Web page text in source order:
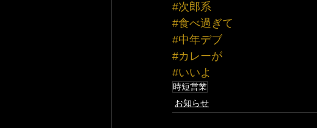
#次郎系
#食べ過ぎて
#中年デブ
#カレーが
#いいよ
時短営業
お知らせ